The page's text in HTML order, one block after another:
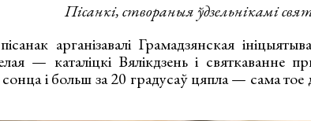
Пісанкі, створаныя ўдзельнікамі
арганізавалі Грамадзянская
— каталіцкі Вялікдзень і святкаванне
і больш за 20 градусаў цяпла — сама тое